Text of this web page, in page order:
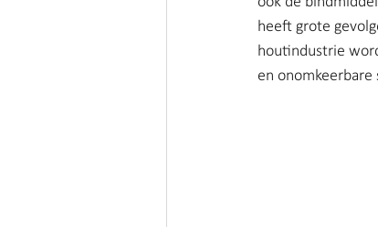
Metaalbewerking | Clean
heeft grote
houtindustrie
en onomkeerbare